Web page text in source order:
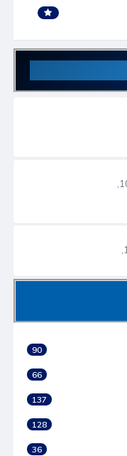
سبتمبر 10,
90
66
137
128
36